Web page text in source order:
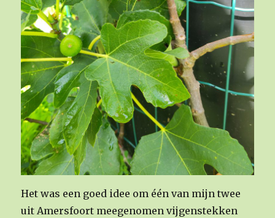
Het was een goed idee om één van mijn twee
uit Amersfoort meegenomen vijgenstekken